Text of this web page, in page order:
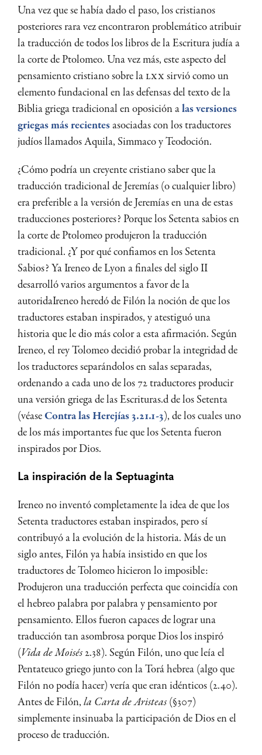
Una vez que se había dado el paso, los cristianos
posteriores rara vez encontraron problemático atribuir
la traducción de todos los libros de la Escritura judía a
la corte de Ptolomeo. Una vez más, este aspecto del
pensamiento cristiano sobre laLXXsirvió como un
elemento fundacional en las defensas del texto de la
Biblia griega tradicional en oposición alas versiones
griegas más recientesasociadas con los traductores
judíos llamados Aquila, Simmaco y Teodoción.
¿Cómo podría un creyente cristiano saber que la
traducción tradicional de Jeremías (o cualquier libro)
era preferible a la versión de Jeremías en una de estas
traducciones posteriores? Porque los Setenta sabios en
la corte de Ptolomeo produjeron la traducción
tradicional. ¿Y por qué confiamos en los Setenta
Sabios? Ya Ireneo de Lyon a finales del siglo II
desarrolló varios argumentos a favor de la
autoridaIreneo heredó de Filón la noción de que los
traductores estaban inspirados, y atestiguó una
historia que le dio más color a esta afirmación. Según
Ireneo, el rey Tolomeo decidió probar la integridad de
los traductores separándolos en salas separadas,
ordenando a cada uno de los 72 traductores producir
una versión griega de las Escrituras.d de los Setenta
(véaseContra las Herejías 3.21.1-3), de los cuales uno
de los más importantes fue que los Setenta fueron
inspirados por Dios.
La inspiración de la Septuaginta
Ireneo no inventó completamente la idea de que los
Setenta traductores estaban inspirados, pero sí
contribuyó a la evolución de la historia. Más de un
siglo antes, Filón ya había insistido en que los
traductores de Tolomeo hicieron lo imposible:
Produjeron una traducción perfecta que coincidía con
el hebreo palabra por palabra y pensamiento por
pensamiento. Ellos fueron capaces de lograr una
traducción tan asombrosa porque Dios los inspiró
(Vida de Moisés2.38). Según Filón, uno que leía el
Pentateuco griego junto con la Torá hebrea (algo que
Filón no podía hacer) vería que eran idénticos (2.40).
Antes de Filón,la Carta de Aristeas(§307)
simplemente insinuaba la participación de Dios en el
proceso de traducción.